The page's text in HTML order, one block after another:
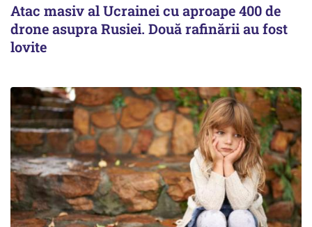
Atac masiv al Ucrainei cu aproape 400 de
drone asupra Rusiei. Două rafinării au fost
lovite